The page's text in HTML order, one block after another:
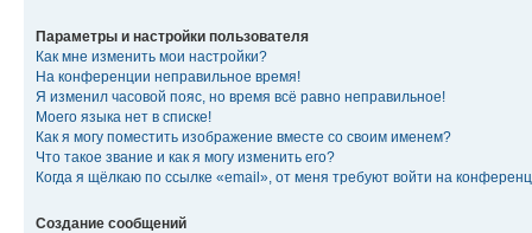
Параметры и настройки пользователя
Как мне изменить мои настройки?
На конференции неправильное время!
Я изменил часовой пояс, но время всё равно неправильное!
Моего языка нет в списке!
Как я могу поместить изображение вместе со своим именем?
Что такое звание и как я могу изменить его?
Когда я щёлкаю по ссылке «email», от меня требуют войти на
Создание сообщений